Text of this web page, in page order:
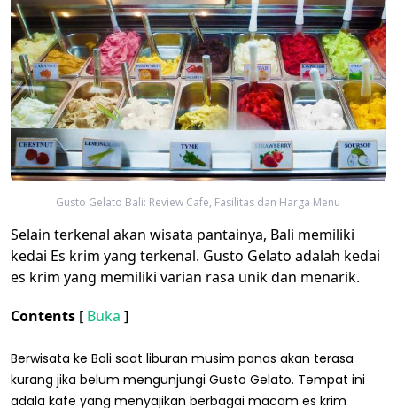
Gusto Gelato Bali: Review Cafe, Fasilitas dan Harga Menu
Selain terkenal akan wisata pantainya, Bali memiliki
kedai Es krim yang terkenal. Gusto Gelato adalah kedai
es krim yang memiliki varian rasa unik dan menarik.
Contents [ Buka ]
Berwisata ke Bali saat liburan musim panas akan terasa
kurang jika belum mengunjungi Gusto Gelato. Tempat ini
adala kafe yang menyajikan berbagai macam es krim